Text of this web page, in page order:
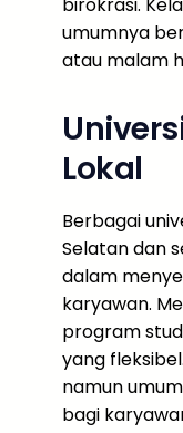
umumnya
atau malam
Lokal
Berbagai
Selatan dan
dalam
karyawan.
program
yang
namun
bagi